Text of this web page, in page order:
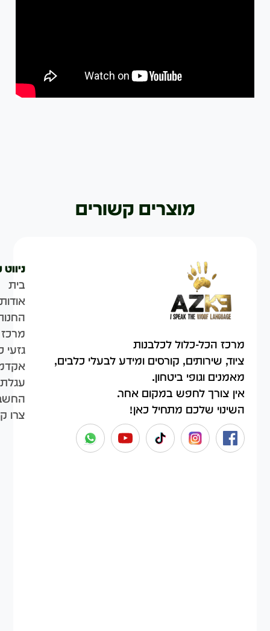
מוצרים קשורים
מרכז הכל-כלול לכלבנות
ציוד, שירותים, קורסים ומידע לבעלי כלבים,
מאמנים וגופי ביטחון.
אין צורך לחפש במקום אחר.
השינוי שלכם מתחיל כאן!
בית
אודות
גזעי
עגלת
צרו